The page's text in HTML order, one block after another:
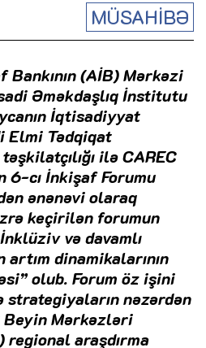
MÜSAHİBƏ
Bankının (AİB) Mərkəzi
Əməkdaşlıq İnstitutu
İqtisadiyyat
Tədqiqat
ilə CAREC
cı İnkişaf Forumu
ənənəvi olaraq
keçirilən forumun
və davamlı
dinamikalarının
olub. Forum öz işini
nəzərdən
Beyin Mərkəzləri
regional araşdırma